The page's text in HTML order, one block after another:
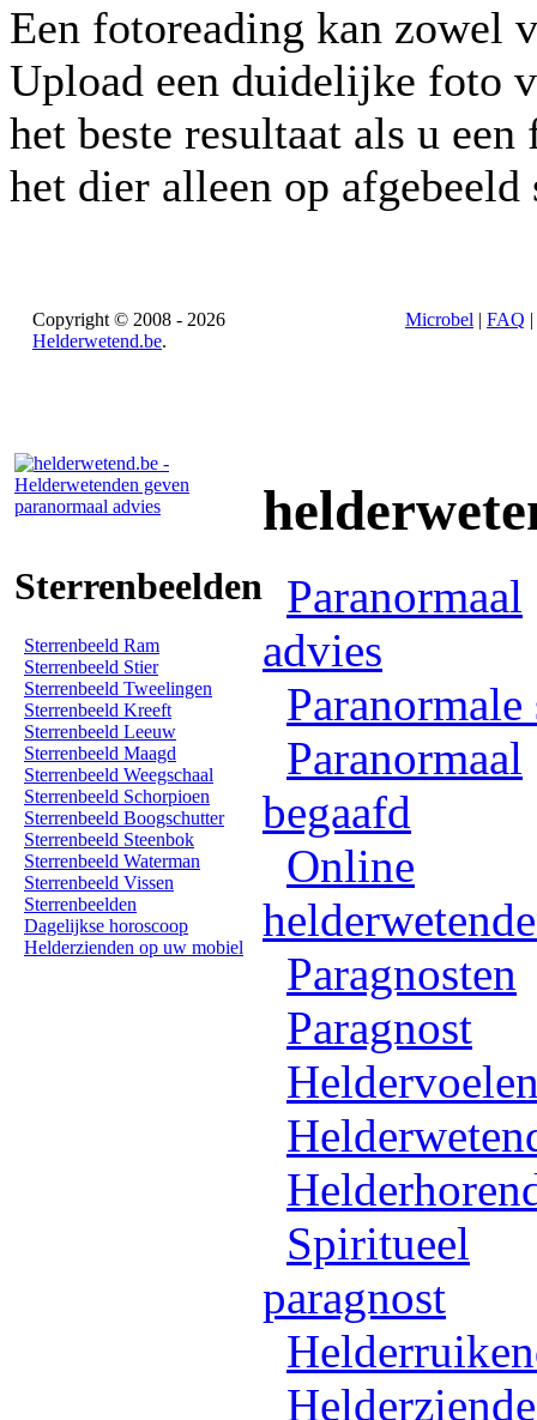
Een fotoreading kan zowel
Upload een duidelijke foto
het beste resultaat als u
het dier alleen op afgebeeld
Copyright © 2008 - 2026
Helderwetend.be.
Microbel | FAQ |
Sterrenbeelden
Sterrenbeeld Ram
Sterrenbeeld Stier
Sterrenbeeld Tweelingen
Sterrenbeeld Kreeft
Sterrenbeeld Leeuw
Sterrenbeeld Maagd
Sterrenbeeld Weegschaal
Sterrenbeeld Schorpioen
Sterrenbeeld Boogschutter
Sterrenbeeld Steenbok
Sterrenbeeld Waterman
Sterrenbeeld Vissen
Sterrenbeelden
Dagelijkse horoscoop
Helderzienden op uw mobiel
Paranormaal
advies
Paranormale
Paranormaal
begaafd
Online
Paragnosten
Paragnost
Spiritueel
paragnost
Helderziende